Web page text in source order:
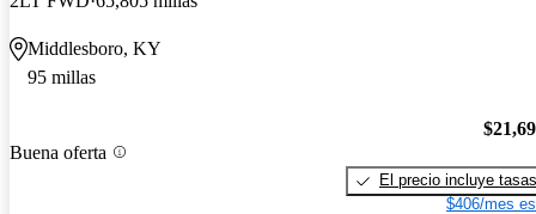
Middlesboro, KY
95 millas
Buena oferta
El precio incluye tasas
$406/mes